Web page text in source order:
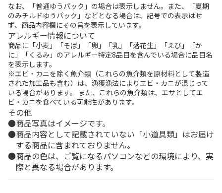
なお、「普通ゆうパック」の場合は表示しません。また、「夏期
のみチルドゆうパック」などとなる場合は、記号での表示はせ
ず、商品内容欄にその旨を表示しています。
アレルギー情報について
商品に「小麦」「そば」「卵」「乳」「落花生」「えび」「か
に」「くるみ」のアレルギー特定8品目を含んでいる場合に品目名
を表示します。
※エビ・カニを除く魚介類（これらの魚介類を原材料として製造
された加工品も含む）は、漁獲漁法によりエビ・カニが混じって
いる場合があります。 また、これらの魚介類は、エサとしてエ
ビ・カニを食べている可能性があります。
その他
商品写真はイメージです。
商品内容として記載されていない「小道具類」はお届け
する商品に含まれておりません。
商品の色は、ご覧になるパソコンなどの環境により、実
際と異なる場合があります。